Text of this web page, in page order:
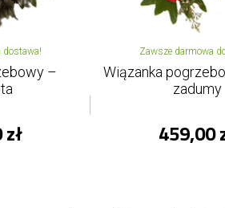
dostawa!
–
Zawsze darmowa
Wiązanka
zadumy
459,00